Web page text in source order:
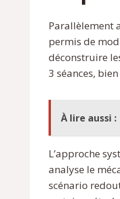
Parallèlement
permis de
déconstruire
3 séances,
À lire aussi :
L’approche
analyse le
scénario